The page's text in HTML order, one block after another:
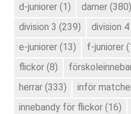
d-juniorer (1) damer (380)
division 3 (239) division 4
e-juniorer (13) f-juniorer
flickor (8)
herrar (333) inför
innebandy för flickor (16)